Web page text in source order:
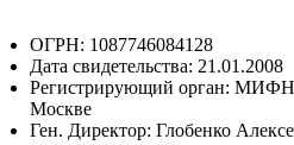
ОГРН: 1087746084128
Дата свидетельства: 21.01.2008
Регистрирующий орган:
Москве
Ген. Директор: Глобенко